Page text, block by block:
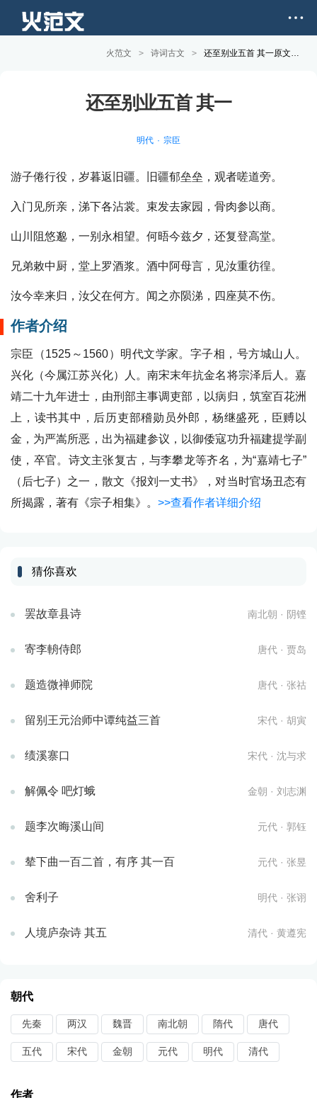
火范文 > 诗词古文 > 还至别业五首 其一原文和赏析
还至别业五首 其一
明代 宗臣
游子倦行役，岁暮返旧疆。旧疆郁垒垒，观者嗟道旁。
入门见所亲，涕下各沾裳。束发去家园，骨肉参以商。
山川阻悠邈，一别永相望。何晤今兹夕，还复登高堂。
兄弟敕中厨，堂上罗酒浆。酒中阿母言，见汝重彷徨。
汝今幸来归，汝父在何方。闻之亦陨涕，四座莫不伤。
作者介绍
宗臣（1525～1560）明代文学家。字子相，号方城山人。
兴化（今属江苏兴化）人。南宋末年抗金名将宗泽后人。嘉
靖二十九年进士，由刑部主事调吏部，以病归，筑室百花洲
上，读书其中，后历吏部稽勋员外郎，杨继盛死，臣赙以
金，为严嵩所恶，出为福建参议，以御倭寇功升福建提学副
使，卒官。诗文主张复古，与李攀龙等齐名，为“嘉靖七子”
（后七子）之一，散文《报刘一丈书》，对当时官场丑态有
所揭露，著有《宗子相集》。 >>查看作者详细介绍
猜你喜欢
罢故章县诗 南北朝 · 阴铿
寄李輈侍郎 唐代 · 贾岛
题造微禅师院 唐代 · 张祜
留别王元治师中谭纯益三首 宋代 · 胡寅
绩溪寨口 宋代 · 沈与求
解佩令 吧灯蛾 金朝 · 刘志渊
题李次晦溪山间 元代 · 郭钰
辇下曲一百二首，有序 其一百 元代 · 张昱
舍利子 明代 · 张诩
人境庐杂诗 其五 清代 · 黄遵宪
朝代
先秦 两汉 魏晋 南北朝 隋代 唐代
五代 宋代 金朝 元代 明代 清代
作者